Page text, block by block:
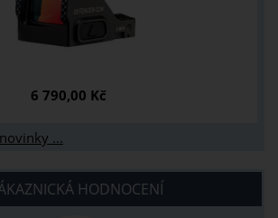
6 790,00 Kč
...
HODNOCENÍ